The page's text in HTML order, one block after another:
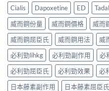
Cialis Dapoxetine ED
威而鋼份量
威而鋼價格 威而
威而鋼屈臣氏
威而鋼用法 威
必利勁lihkg
必利勁副作用 必
必利勁屈臣氏
必利勁效果 必
日本藤素副作用
日本藤素屈臣氏